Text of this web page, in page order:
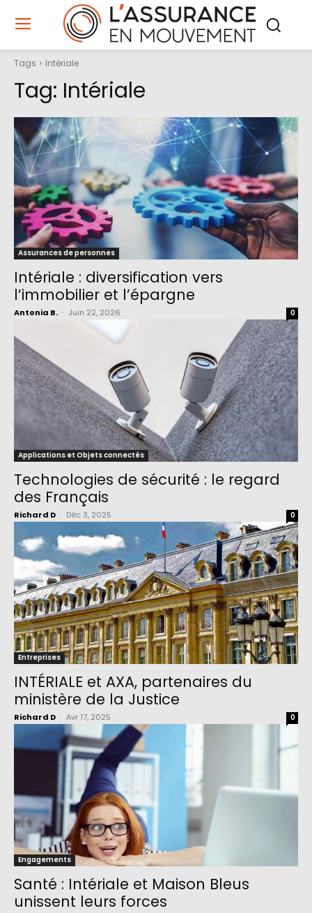
Tags Intériale
Tag: Intériale
Assurances de personnes
Intériale : diversification vers
l’immobilier et l’épargne
Antonia B. Juin 22, 2026 0
Applications et Objets connectés
Technologies de sécurité : le regard
des Français
Richard D Déc 3, 2025 0
Entreprises
INTÉRIALE et AXA, partenaires du
ministère de la Justice
Richard D Avr 17, 2025 0
Engagements
Santé : Intériale et Maison Bleus
unissent leurs forces